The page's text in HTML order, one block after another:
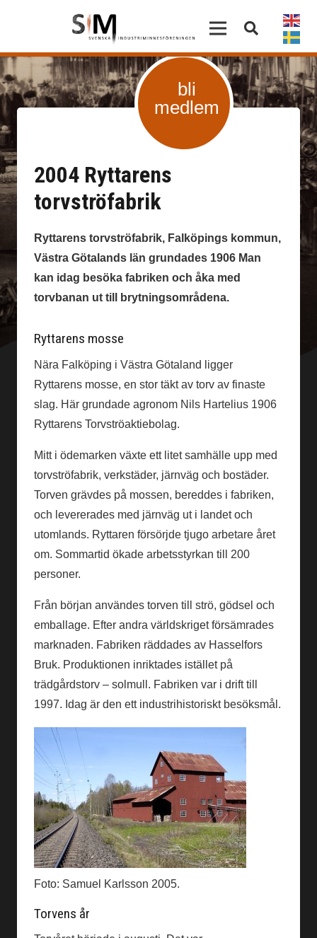
bli
medlem
2004 Ryttarens
torvströfabrik
Ryttarens torvströfabrik, Falköpings kommun,
Västra Götalands län grundades 1906 Man
kan idag besöka fabrik­en och åka med
torvbanan ut till bryt­nings­om­råd­ena.
Ryttarens mosse
Nära Falköping i Västra Götaland ligger
Ryttarens mosse, en stor täkt av torv av finaste
slag. Här grundade agronom Nils Hartelius 1906
Rytt­arens Torvströaktiebolag.
Mitt i ödemarken växte ett litet samhälle upp med
torvströfabrik, verk­städer, järnväg och bostäder.
Torven grävdes på mossen, bereddes i fabriken,
och levererades med järnväg ut i landet och
utomlands. Rytt­aren försörjde tjugo arbetare året
om. Sommartid ökade arbetsstyrkan till 200
personer.
Från början användes torven till strö, gödsel och
emballage. Efter andra världskriget försämrades
marknaden. Fabriken räddades av Hassel­fors
Bruk. Produktionen inriktades istället på
trädgårdstorv – solmull. Fabriken var i drift till
1997. Idag är den ett industrihistoriskt besöksmål.
Foto: Samuel Karlsson 2005.
Torvens år